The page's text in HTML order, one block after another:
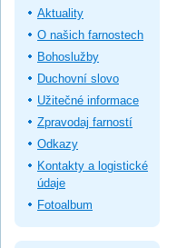
Aktuality
O našich farnostech
Bohoslužby
Duchovní slovo
Užitečné informace
Zpravodaj farností
Odkazy
Kontakty a logistické
údaje
Fotoalbum